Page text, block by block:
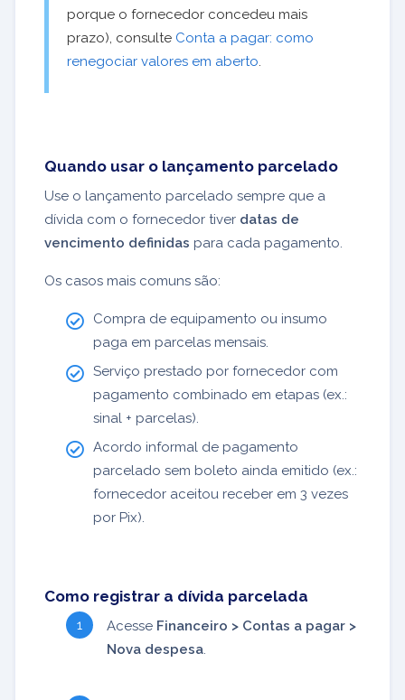
porque o fornecedor concedeu mais
prazo), consulte Conta a pagar: como
renegociar valores em aberto
Quando usar o lançamento parcelado
Use o lançamento parcelado sempre que a
dívida com o fornecedor tiver datas de
vencimento definidas para cada pagamento.
Os casos mais comuns são:
Compra de equipamento ou insumo
paga em parcelas mensais.
Serviço prestado por fornecedor com
pagamento combinado em etapas (ex.:
sinal + parcelas).
Acordo informal de pagamento
parcelado sem boleto ainda emitido (ex.:
fornecedor aceitou receber em 3 vezes
por Pix).
Como registrar a dívida parcelada
Acesse Financeiro > Contas a pagar >
Nova despesa